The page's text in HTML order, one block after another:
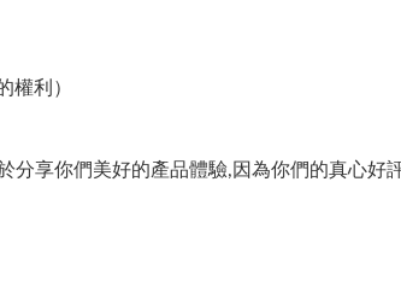
權利）
享你們美好的產品體驗,因為你們的真心好